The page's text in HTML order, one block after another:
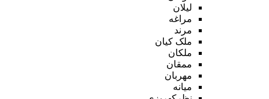
لیلان
مراغه
مرند
ملک کیان
ملکان
ممقان
مهربان
میانه